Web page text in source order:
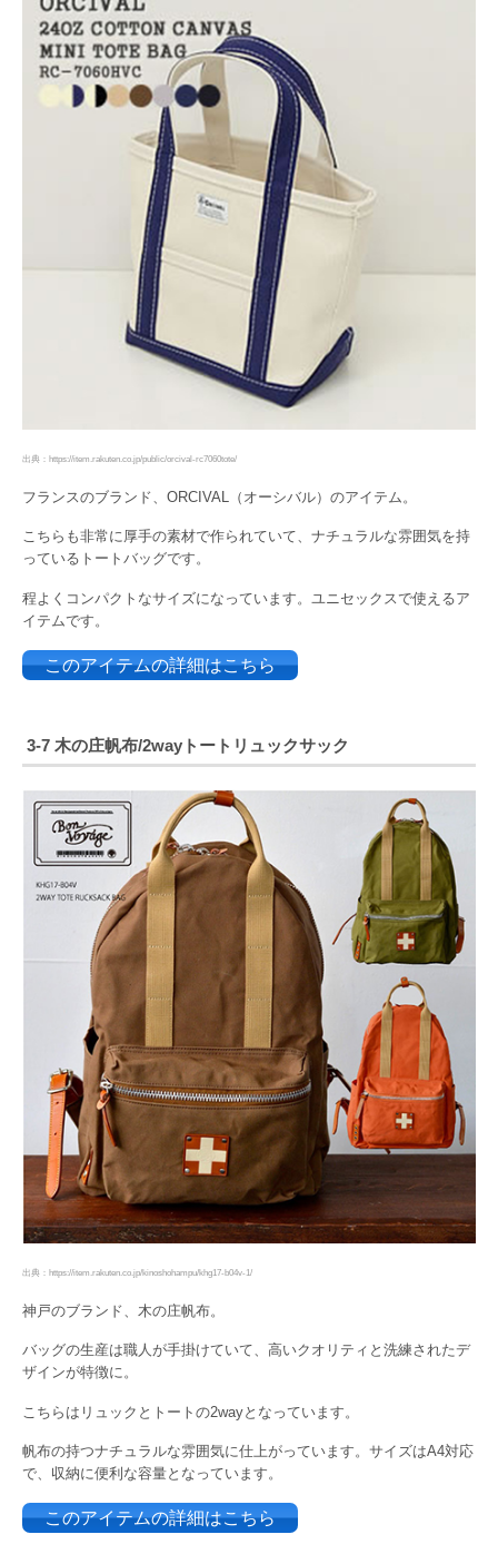
出典：https://item.rakuten.co.jp/public/orcival-rc7060tote/
フランスのブランド、ORCIVAL（オーシバル）のアイテム。
こちらも非常に厚手の素材で作られていて、ナチュラルな雰囲気を持
っているトートバッグです。
程よくコンパクトなサイズになっています。ユニセックスで使えるア
イテムです。
このアイテムの詳細はこちら
3-7 木の庄帆布/2wayトートリュックサック
出典：https://item.rakuten.co.jp/kinoshohampu/khg17-b04v-1/
神戸のブランド、木の庄帆布。
バッグの生産は職人が手掛けていて、高いクオリティと洗練されたデ
ザインが特徴に。
こちらはリュックとトートの2wayとなっています。
帆布の持つナチュラルな雰囲気に仕上がっています。サイズはA4対応
で、収納に便利な容量となっています。
このアイテムの詳細はこちら